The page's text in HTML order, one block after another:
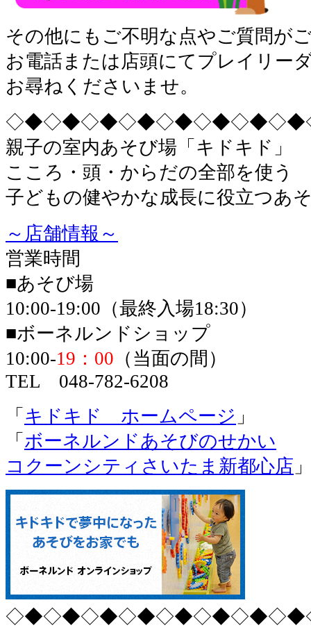
その他にもご不明な点やご質問が
お電話または店頭にてプレイリー
お尋ねくださいませ。
親子の室内あそび場「キドキド」
こころ・頭・からだの全部を使う
子どもの健やかな成長に役立つあ
～店舗情報～
営業時間
■あそび場
10:00-19:00（最終入場18:30）
■ボーネルンドショップ
10:00-19：00 （当面の間）
TEL 048-782-6208
「 キドキド ホームページ 」
「 ボーネルンドあそびのせかい
コクーンシティさいたま新都心店